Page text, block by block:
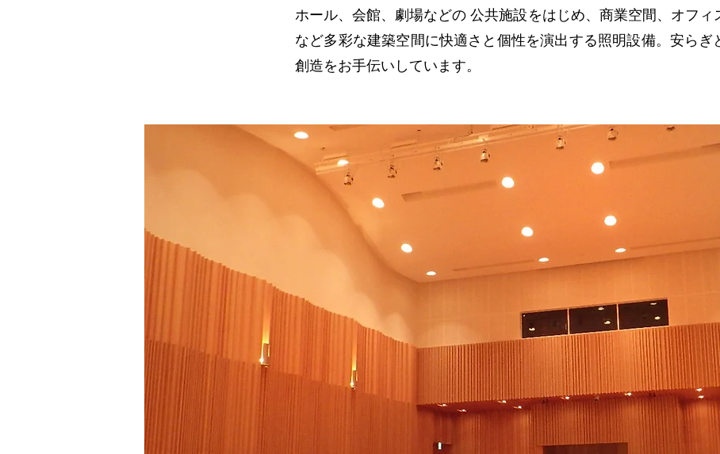
ホール、会館、劇場などの 公共施設をはじめ、商業空間、オフィ
など多彩な建築空間に快適さと個性を演出する照明設備。安らぎ
創造をお手伝いしています。